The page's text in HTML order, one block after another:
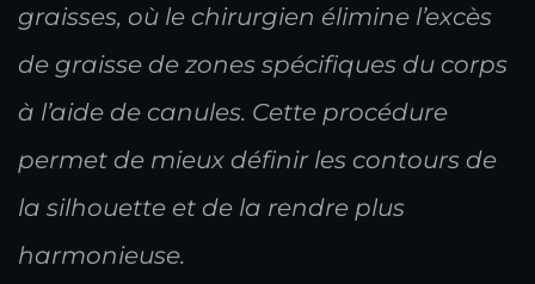
graisses, où le chirurgien élimine l’excès
de graisse de zones spécifiques du corps
à l’aide de canules. Cette procédure
permet de mieux définir les contours de
la silhouette et de la rendre plus
harmonieuse.